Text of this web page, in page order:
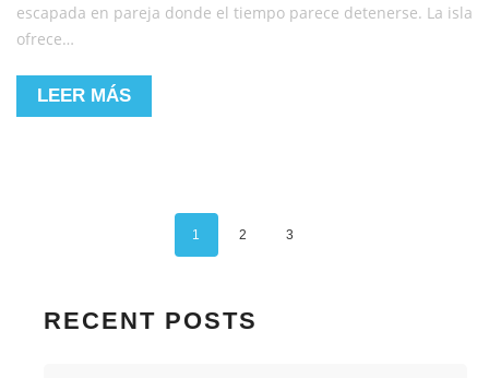
escapada en pareja donde el tiempo parece detenerse. La isla
ofrece…
LEER MÁS
1 2 3
RECENT POSTS